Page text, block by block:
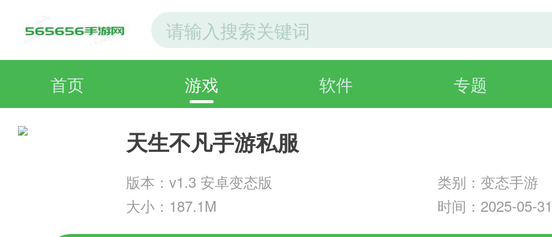
首页 游戏 软件 专题
天生不凡手游私服
版本：v1.3 安卓变态版
类别：变态手游
大小：187.1M
时间：2025-05-